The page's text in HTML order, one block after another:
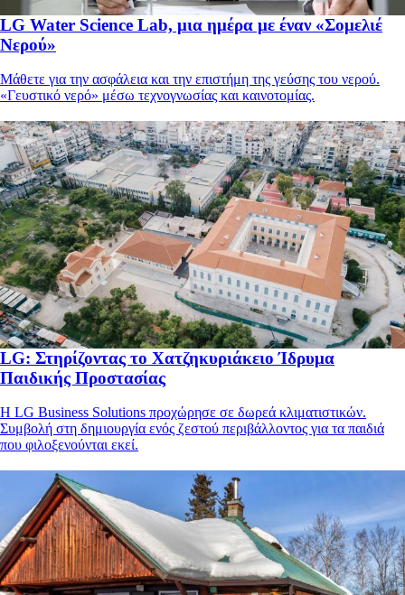
LG Water Science Lab, μια ημέρα με έναν «Σομελιέ
Νερού»
Μάθετε για την ασφάλεια και την επιστήμη της γεύσης του νερού.
«Γευστικό νερό» μέσω τεχνογνωσίας και καινοτομίας.
LG: Στηρίζοντας το Χατζηκυριάκειο Ίδρυμα
Παιδικής Προστασίας
Η LG Business Solutions προχώρησε σε δωρεά κλιματιστικών.
Συμβολή στη δημιουργία ενός ζεστού περιβάλλοντος για τα παιδιά
που φιλοξενούνται εκεί.